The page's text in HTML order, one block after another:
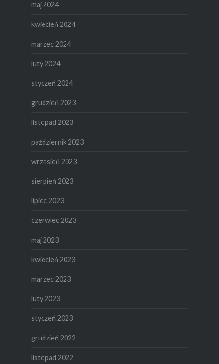
maj 2024
kwiecień 2024
marzec 2024
luty 2024
styczeń 2024
grudzień 2023
listopad 2023
październik 2023
wrzesień 2023
sierpień 2023
lipiec 2023
czerwiec 2023
maj 2023
kwiecień 2023
marzec 2023
luty 2023
styczeń 2023
grudzień 2022
listopad 2022